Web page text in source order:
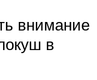
внимание
в